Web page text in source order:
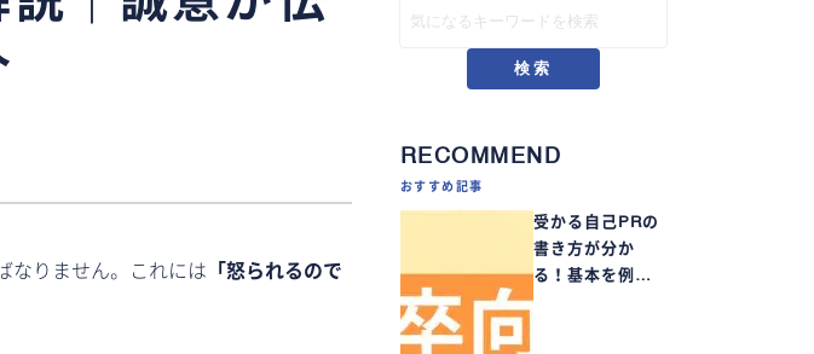
なりません。これには 「怒られるので
検索
RECOMMEND
おすすめ記事
受かる自己PRの
書き方が分か
る！基本を例…